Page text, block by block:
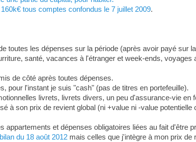
160k€ tous comptes confondus le 7 juillet 2009.
toutes les dépenses sur la période (après avoir payé sur
santé, vacances à l'étranger et week-ends, voyages
de côté après toutes dépenses.
pour l'instant je suis "cash" (pas de titres en portefeuille).
livrets, livrets divers, un peu d'assurance-vie en
à son prix de revient global (ni +value ni -value potentielle
et dépenses obligatoires liées au fait d'être
du 18 août 2012mais celles que j'intègre à mon prix de